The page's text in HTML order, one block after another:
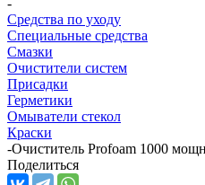
Средства по уходу
Специальные средства
Смазки
Очистители систем
Присадки
Герметики
Омыватели стекол
Краски
-Очиститель Profoam 1000
Поделиться